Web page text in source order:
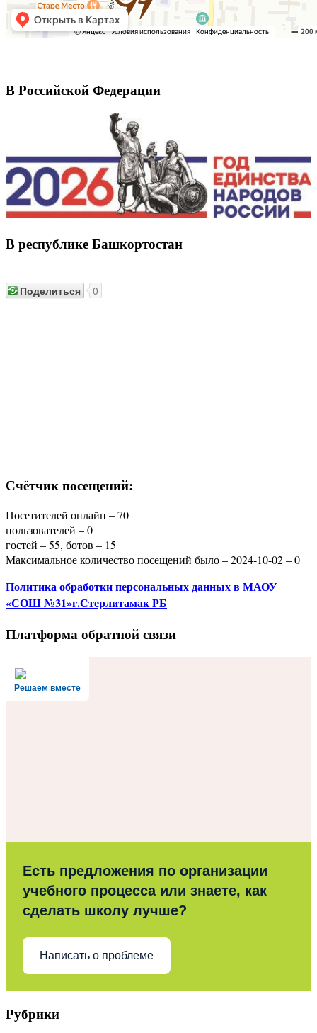
В Российской Федерации
В республике Башкортостан
Поделиться 0
Счётчик посещений:
Посетителей онлайн – 70
пользователей – 0
гостей – 55, ботов – 15
Максимальное количество посещений было – 2024-10-02 – 0
Политикаобработки персональных данныхв МАОУ
«СОШ №31»г.Стерлитамак РБ
Платформа обратной связи
Решаем вместе
Есть предложения по организации
учебного процесса или знаете, как
сделать школу лучше?
Написать о проблеме
Рубрики